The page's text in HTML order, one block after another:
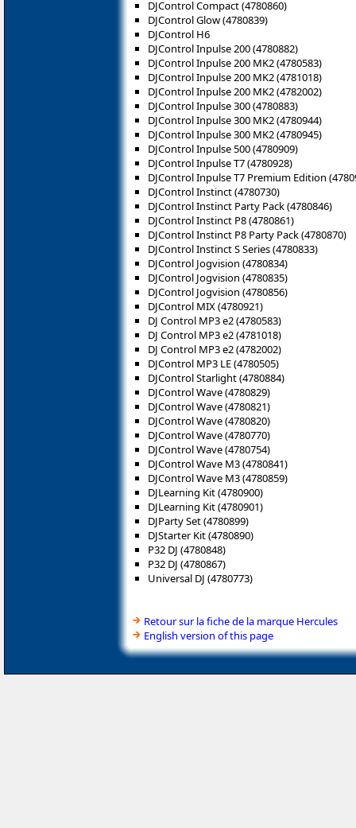
DJControl Compact (4780860)
DJControl Glow (4780839)
DJControl H6
DJControl Inpulse 200 (4780882)
DJControl Inpulse 200 MK2 (4780583)
DJControl Inpulse 200 MK2 (4781018)
DJControl Inpulse 200 MK2 (4782002)
DJControl Inpulse 300 (4780883)
DJControl Inpulse 300 MK2 (4780944)
DJControl Inpulse 300 MK2 (4780945)
DJControl Inpulse 500 (4780909)
DJControl Inpulse T7 (4780928)
DJControl Inpulse T7 Premium Edition
DJControl Instinct (4780730)
DJControl Instinct Party Pack (4780846)
DJControl Instinct P8 (‎4780861)
DJControl Instinct P8 Party Pack (4780870)
DJControl Instinct S Series (4780833)
DJControl Jogvision (4780834)
DJControl Jogvision (4780835)
DJControl Jogvision (4780856)
DJControl MIX (4780921)
DJ Control MP3 e2 (4780583)
DJ Control MP3 e2 (4781018)
DJ Control MP3 e2 (4782002)
DJControl MP3 LE (4780505)
DJControl Starlight (4780884)
DJControl Wave (4780829)
DJControl Wave (4780821)
DJControl Wave (4780820)
DJControl Wave (4780770)
DJControl Wave (4780754)
DJControl Wave M3 (4780841)
DJControl Wave M3 (4780859)
DJLearning Kit (4780900)
DJLearning Kit (4780901)
DJParty Set (4780899)
DJStarter Kit (4780890)
P32 DJ (4780848)
P32 DJ (4780867)
Universal DJ (4780773)
Retour sur la fiche de la marque Hercules
English version of this page